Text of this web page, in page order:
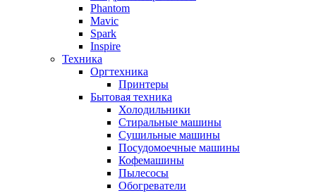
Phantom
Mavic
Spark
Inspire
Техника
Оргтехника
Принтеры
Бытовая техника
Холодильники
Стиральные машины
Сушильные машины
Посудомоечные машины
Кофемашины
Пылесосы
Обогреватели